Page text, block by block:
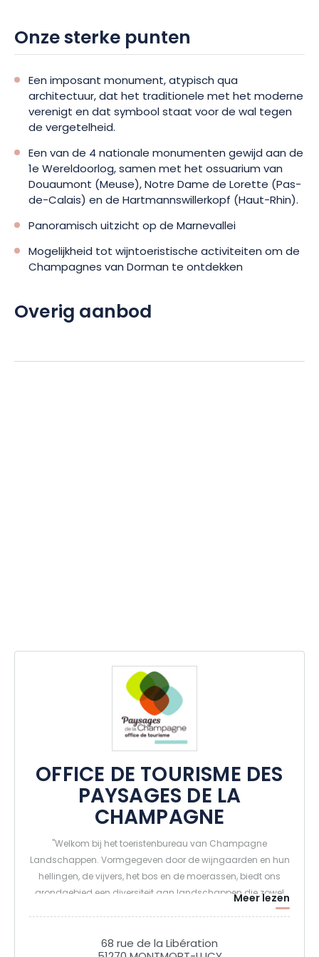
Dormans. Tussen erfgoed en uitzonderlijke landschappen
biedt het Dormans Memorial een bezoek dat even ontroerend
essentieel deel van de geschiedenis van de Champagne.
Onze sterke punten
Een imposant monument, atypisch qua
architectuur, dat het traditionele met het moderne
verenigt en dat symbool staat voor de wal tegen
de vergetelheid.
Een van de 4 nationale monumenten gewijd aan de
1e Wereldoorlog, samen met het ossuarium van
Douaumont (Meuse), Notre Dame de Lorette (Pas-
de-Calais) en de Hartmannswillerkopf (Haut-Rhin).
Panoramisch uitzicht op de Marnevallei
Mogelijkheid tot wijntoeristische activiteiten om de
Champagnes van Dorman te ontdekken
Overig aanbod
OFFICE DE TOURISME DES
PAYSAGES DE LA
CHAMPAGNE
"Welkom bij het toeristenbureau van Champagne
Landschappen. Vormgegeven door de wijngaarden en hun
hellingen, de vijvers, het bos en de moerassen, biedt ons
grondgebied een diversiteit aan landschappen die zowel
typisch als atypisch zijn voor de Champagnestreek. Het
de Champagne, waardoor bezoekers gepassioneerde
Meer lezen
68 rue de la Libération